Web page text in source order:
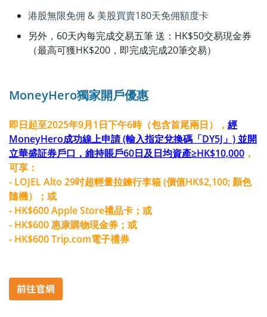
港股無限免佣 & 美股買賣180天免佣額度卡
另外，60天內每完成交易五筆 送：HK$50交易現金券
（最高可獲HK$200，即完成完成20筆交易）
MoneyHero獨家開戶優惠
即日起至2025年9月1日下午6時（包含首尾兩日）， 經
MoneyHero成功線上申請 (輸入指定兌換碼「DY5J」) 並開
立華盛証券戶口，維持賬戶60日及日均資產≥HK$10,000 ，
可享：
- LOJEL Alto 29吋超輕量拉鍊行李箱 (價值HK$2,100; 顏色
隨機）；或
- HK$600 Apple Store禮品卡；或
- HK$600 惠康購物現金券；或
- HK$600 Trip.com電子禮券